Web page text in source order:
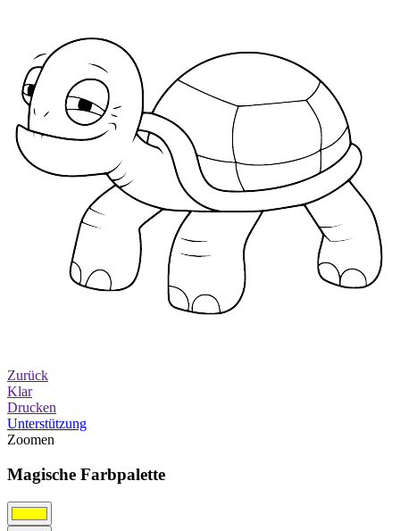
Zurück
Klar
Drucken
Unterstützung
Zoomen
Magische Farbpalette